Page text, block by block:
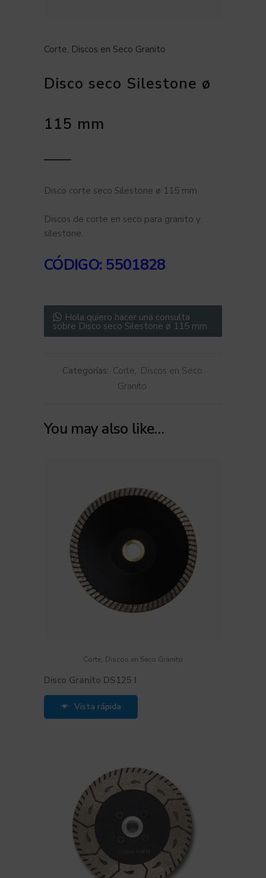
Corte, Discos en Seco Granito
Disco seco Silestone ø
115 mm
Disco corte seco Silestone ø 115 mm
Discos de corte en seco para granito y
silestone.
CÓDIGO: 5501828
Hola quiero hacer una consulta
sobre Disco seco Silestone ø 115 mm
Categorías: Corte, Discos en Seco
Granito
You may also like…
Corte, Discos en Seco Granito
Disco Granito DS125 I
Vista rápida